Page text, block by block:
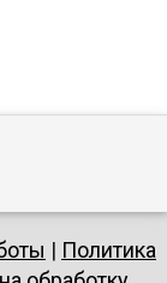
| Политика